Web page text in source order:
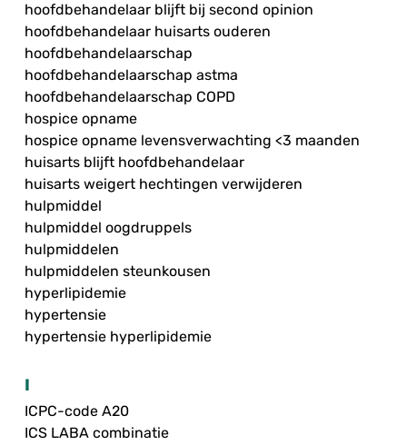
hoofdbehandelaar blijft bij second opinion
hoofdbehandelaar huisarts ouderen
hoofdbehandelaarschap
hoofdbehandelaarschap astma
hoofdbehandelaarschap COPD
hospice opname
hospice opname levensverwachting <3 maanden
huisarts blijft hoofdbehandelaar
huisarts weigert hechtingen verwijderen
hulpmiddel
hulpmiddel oogdruppels
hulpmiddelen
hulpmiddelen steunkousen
hyperlipidemie
hypertensie
hypertensie hyperlipidemie
I
ICPC-code A20
ICS LABA combinatie